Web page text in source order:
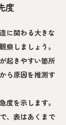
度
に関わる大きな
察しましょう。
起きやすい箇所
ら原因を推測す
度を示します。
、表はあくまで